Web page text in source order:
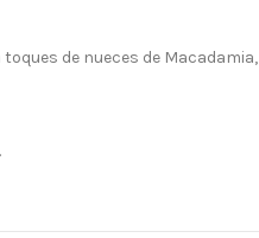
de nueces de Macadamia,